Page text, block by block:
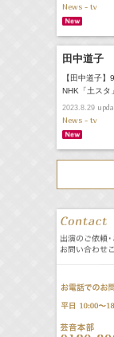
News - tv
田中道子
【田中道子】
NHK「土スタ
2023.8.29
News - tv